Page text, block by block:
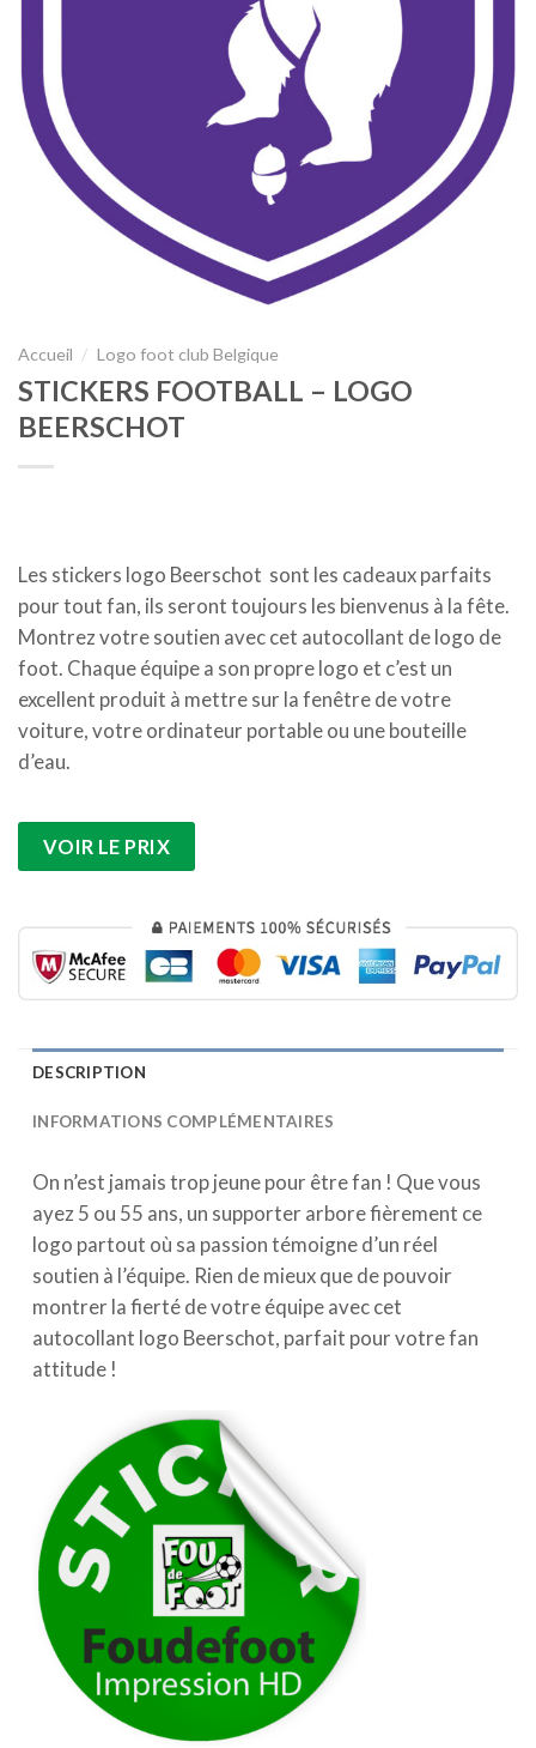
Accueil / Logo foot club Belgique
STICKERS FOOTBALL – LOGO
BEERSCHOT
Les stickers logo Beerschot sont les cadeaux parfaits
pour tout fan, ils seront toujours les bienvenus à la fête.
Montrez votre soutien avec cet autocollant de logo de
foot. Chaque équipe a son propre logo et c’est un
excellent produit à mettre sur la fenêtre de votre
voiture, votre ordinateur portable ou une bouteille
d’eau.
VOIR LE PRIX
DESCRIPTION
INFORMATIONS COMPLÉMENTAIRES
On n’est jamais trop jeune pour être fan ! Que vous
ayez 5 ou 55 ans, un supporter arbore fièrement ce
logo partout où sa passion témoigne d’un réel
soutien à l’équipe. Rien de mieux que de pouvoir
montrer la fierté de votre équipe avec cet
autocollant logo Beerschot, parfait pour votre fan
attitude !